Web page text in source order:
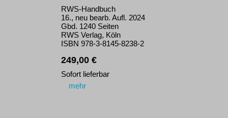
RWS-Handbuch
16., neu bearb. Aufl. 2024
Gbd. 1240 Seiten
RWS Verlag, Köln
ISBN 978-3-8145-8238-2
249,00 €
Sofort lieferbar
mehr